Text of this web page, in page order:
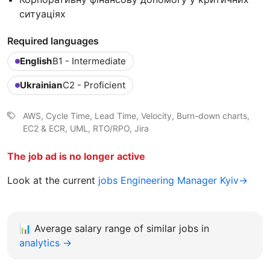
ситуаціях
Required languages
EnglishB1 - Intermediate
UkrainianC2 - Proficient
AWS, Cycle Time, Lead Time, Velocity, Burn-down charts,
EC2 & ECR, UML, RTO/RPO, Jira
The job ad is no longer active
Look at the current jobs Engineering Manager Kyiv→
📊 Average salary range of similar jobs in
analytics →